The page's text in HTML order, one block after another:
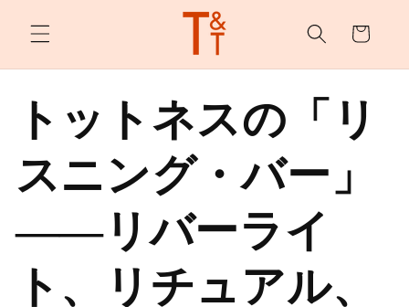
スキッ
プ
ー
トットネスの「リ
スニング・バー」
――リバーライ
ト、リチュアル、